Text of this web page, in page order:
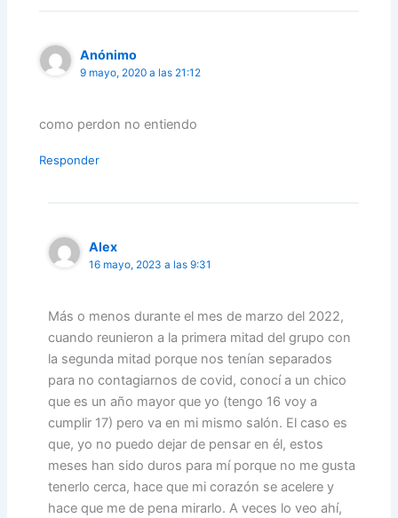
Anónimo
9 mayo, 2020 a las 21:12
como perdon no entiendo
Responder
Alex
16 mayo, 2023 a las 9:31
Más o menos durante el mes de marzo del 2022,
cuando reunieron a la primera mitad del grupo con
la segunda mitad porque nos tenían separados
para no contagiarnos de covid, conocí a un chico
que es un año mayor que yo (tengo 16 voy a
cumplir 17) pero va en mi mismo salón. El caso es
que, yo no puedo dejar de pensar en él, estos
meses han sido duros para mí porque no me gusta
tenerlo cerca, hace que mi corazón se acelere y
hace que me de pena mirarlo. A veces lo veo ahí,